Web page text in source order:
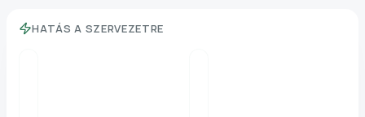
HATÁS A SZERVEZETRE